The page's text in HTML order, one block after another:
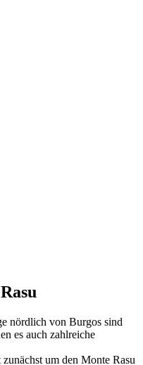
nördlich von Burgos sind
es auch zahlreiche
um den Monte Rasu